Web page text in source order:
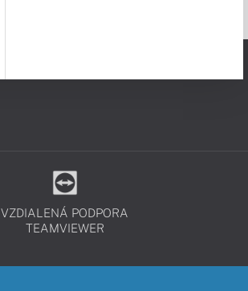
VZDIALENÁ PODPORA
TEAMVIEWER